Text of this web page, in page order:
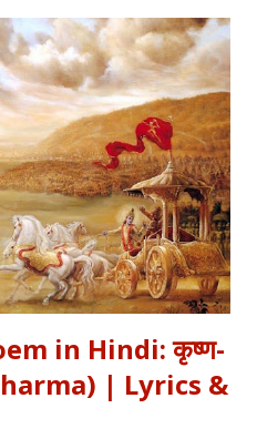
फतेह अली खान साहब ने तुम्हें
इबादत का फर्क समझाया, उसी तरह यह
है। इस लेख में हम इस कालजयी
और शब्दार्थ को विस्तार से समझेंगे।
in Hindi: कृष्ण-
| Lyrics &